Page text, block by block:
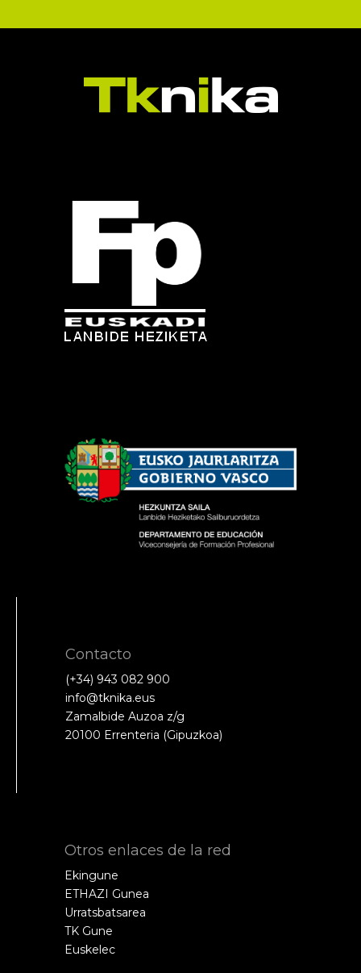
Contacto
(+34) 943 082 900
info@tknika.eus
Zamalbide Auzoa z/g
20100 Errenteria (Gipuzkoa)
Otros enlaces de la red
Ekingune
ETHAZI Gunea
Urratsbatsarea
TK Gune
Euskelec